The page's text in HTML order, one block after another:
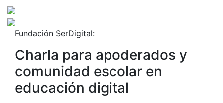
Fundación SerDigital:
Charla para apoderados y
comunidad escolar en
educación digital